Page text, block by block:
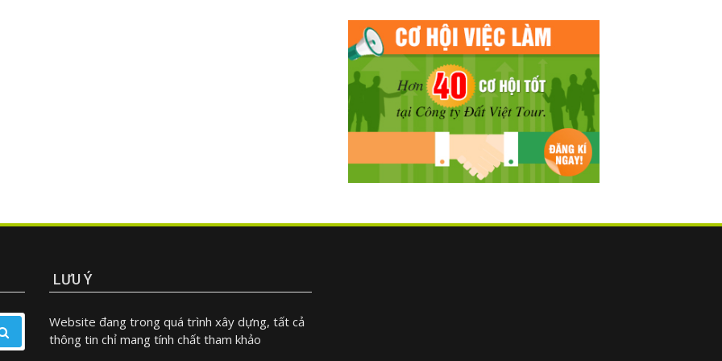
LƯU Ý
Website đang trong quá trình xây dựng, tất cả
thông tin chỉ mang tính chất tham khảo